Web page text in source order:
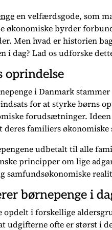
en velfærdsgode, som
økonomiske byrder
Men hvad er historien
i dag? Lad os udforske
oprindelse
i Danmark
for at styrke børns
forudsætninger.
deres familiers
udbetalt til alle
principper om lige
samfundsøkonomiske
børnepenge i
opdelt i forskellige
udgifterne ofte er størst i